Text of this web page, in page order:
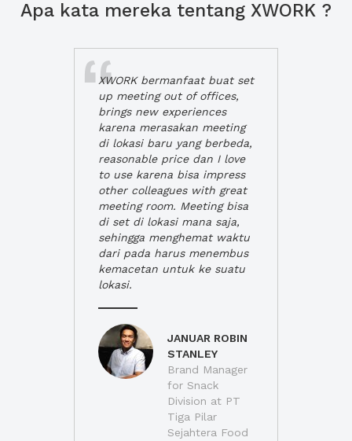
Apa kata mereka tentang XWORK ?
XWORK bermanfaat buat set
up meeting out of offices,
brings new experiences
karena merasakan meeting
di lokasi baru yang berbeda,
reasonable price dan I love
to use karena bisa impress
other colleagues with great
meeting room. Meeting bisa
di set di lokasi mana saja,
sehingga menghemat waktu
dari pada harus menembus
kemacetan untuk ke suatu
lokasi.
JANUAR ROBIN
STANLEY
Brand Manager
for Snack
Division at PT
Tiga Pilar
Sejahtera Food